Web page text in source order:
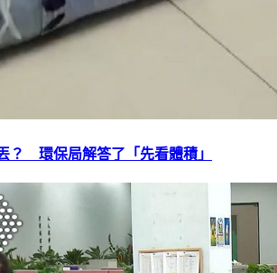
？ 環保局解答了「先看體積」